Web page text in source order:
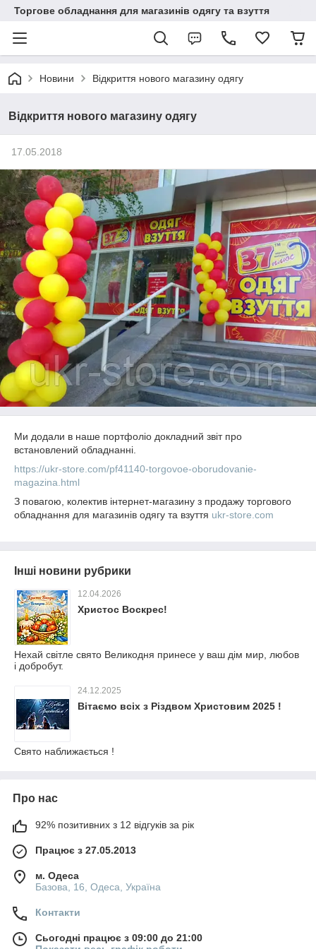
Торгове обладнання для магазинів одягу та взуття
Новини Відкриття нового магазину одягу
Відкриття нового магазину одягу
17.05.2018
Ми додали в наше портфоліо докладний звіт про
встановлений обладнанні.
https://ukr-store.com/pf41140-torgovoe-oborudovanie-
magazina.html
З повагою, колектив інтернет-магазину з продажу торгового
обладнання для магазинів одягу та взуття ukr-store.com
Інші новини рубрики
12.04.2026
Христос Воскрес!
Нехай світле свято Великодня принесе у ваш дім мир, любов
і добробут.
24.12.2025
Вітаємо всіх з Різдвом Христовим 2025 !
Свято наближається !
Про нас
92% позитивних з 12 відгуків за рік
Працює з 27.05.2013
м. Одеса
Базова, 16, Одеса, Україна
Контакти
Сьогодні працює з 09:00 до 21:00